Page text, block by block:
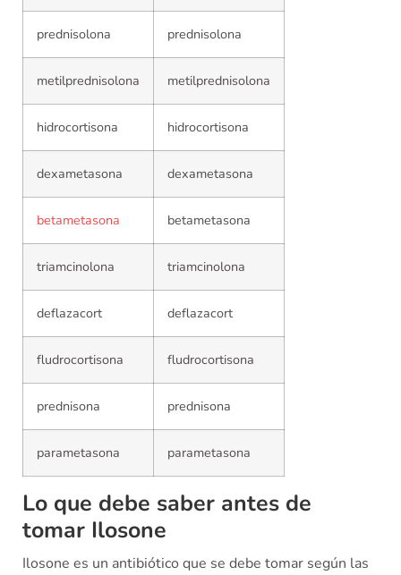
prednisolona prednisolona
metilprednisolona metilprednisolona
hidrocortisona hidrocortisona
dexametasona dexametasona
betametasona betametasona
triamcinolona triamcinolona
deflazacort deflazacort
fludrocortisona fludrocortisona
prednisona prednisona
parametasona parametasona
Lo que debe saber antes de
tomar Ilosone
Ilosone es un antibiótico que se debe tomar según las